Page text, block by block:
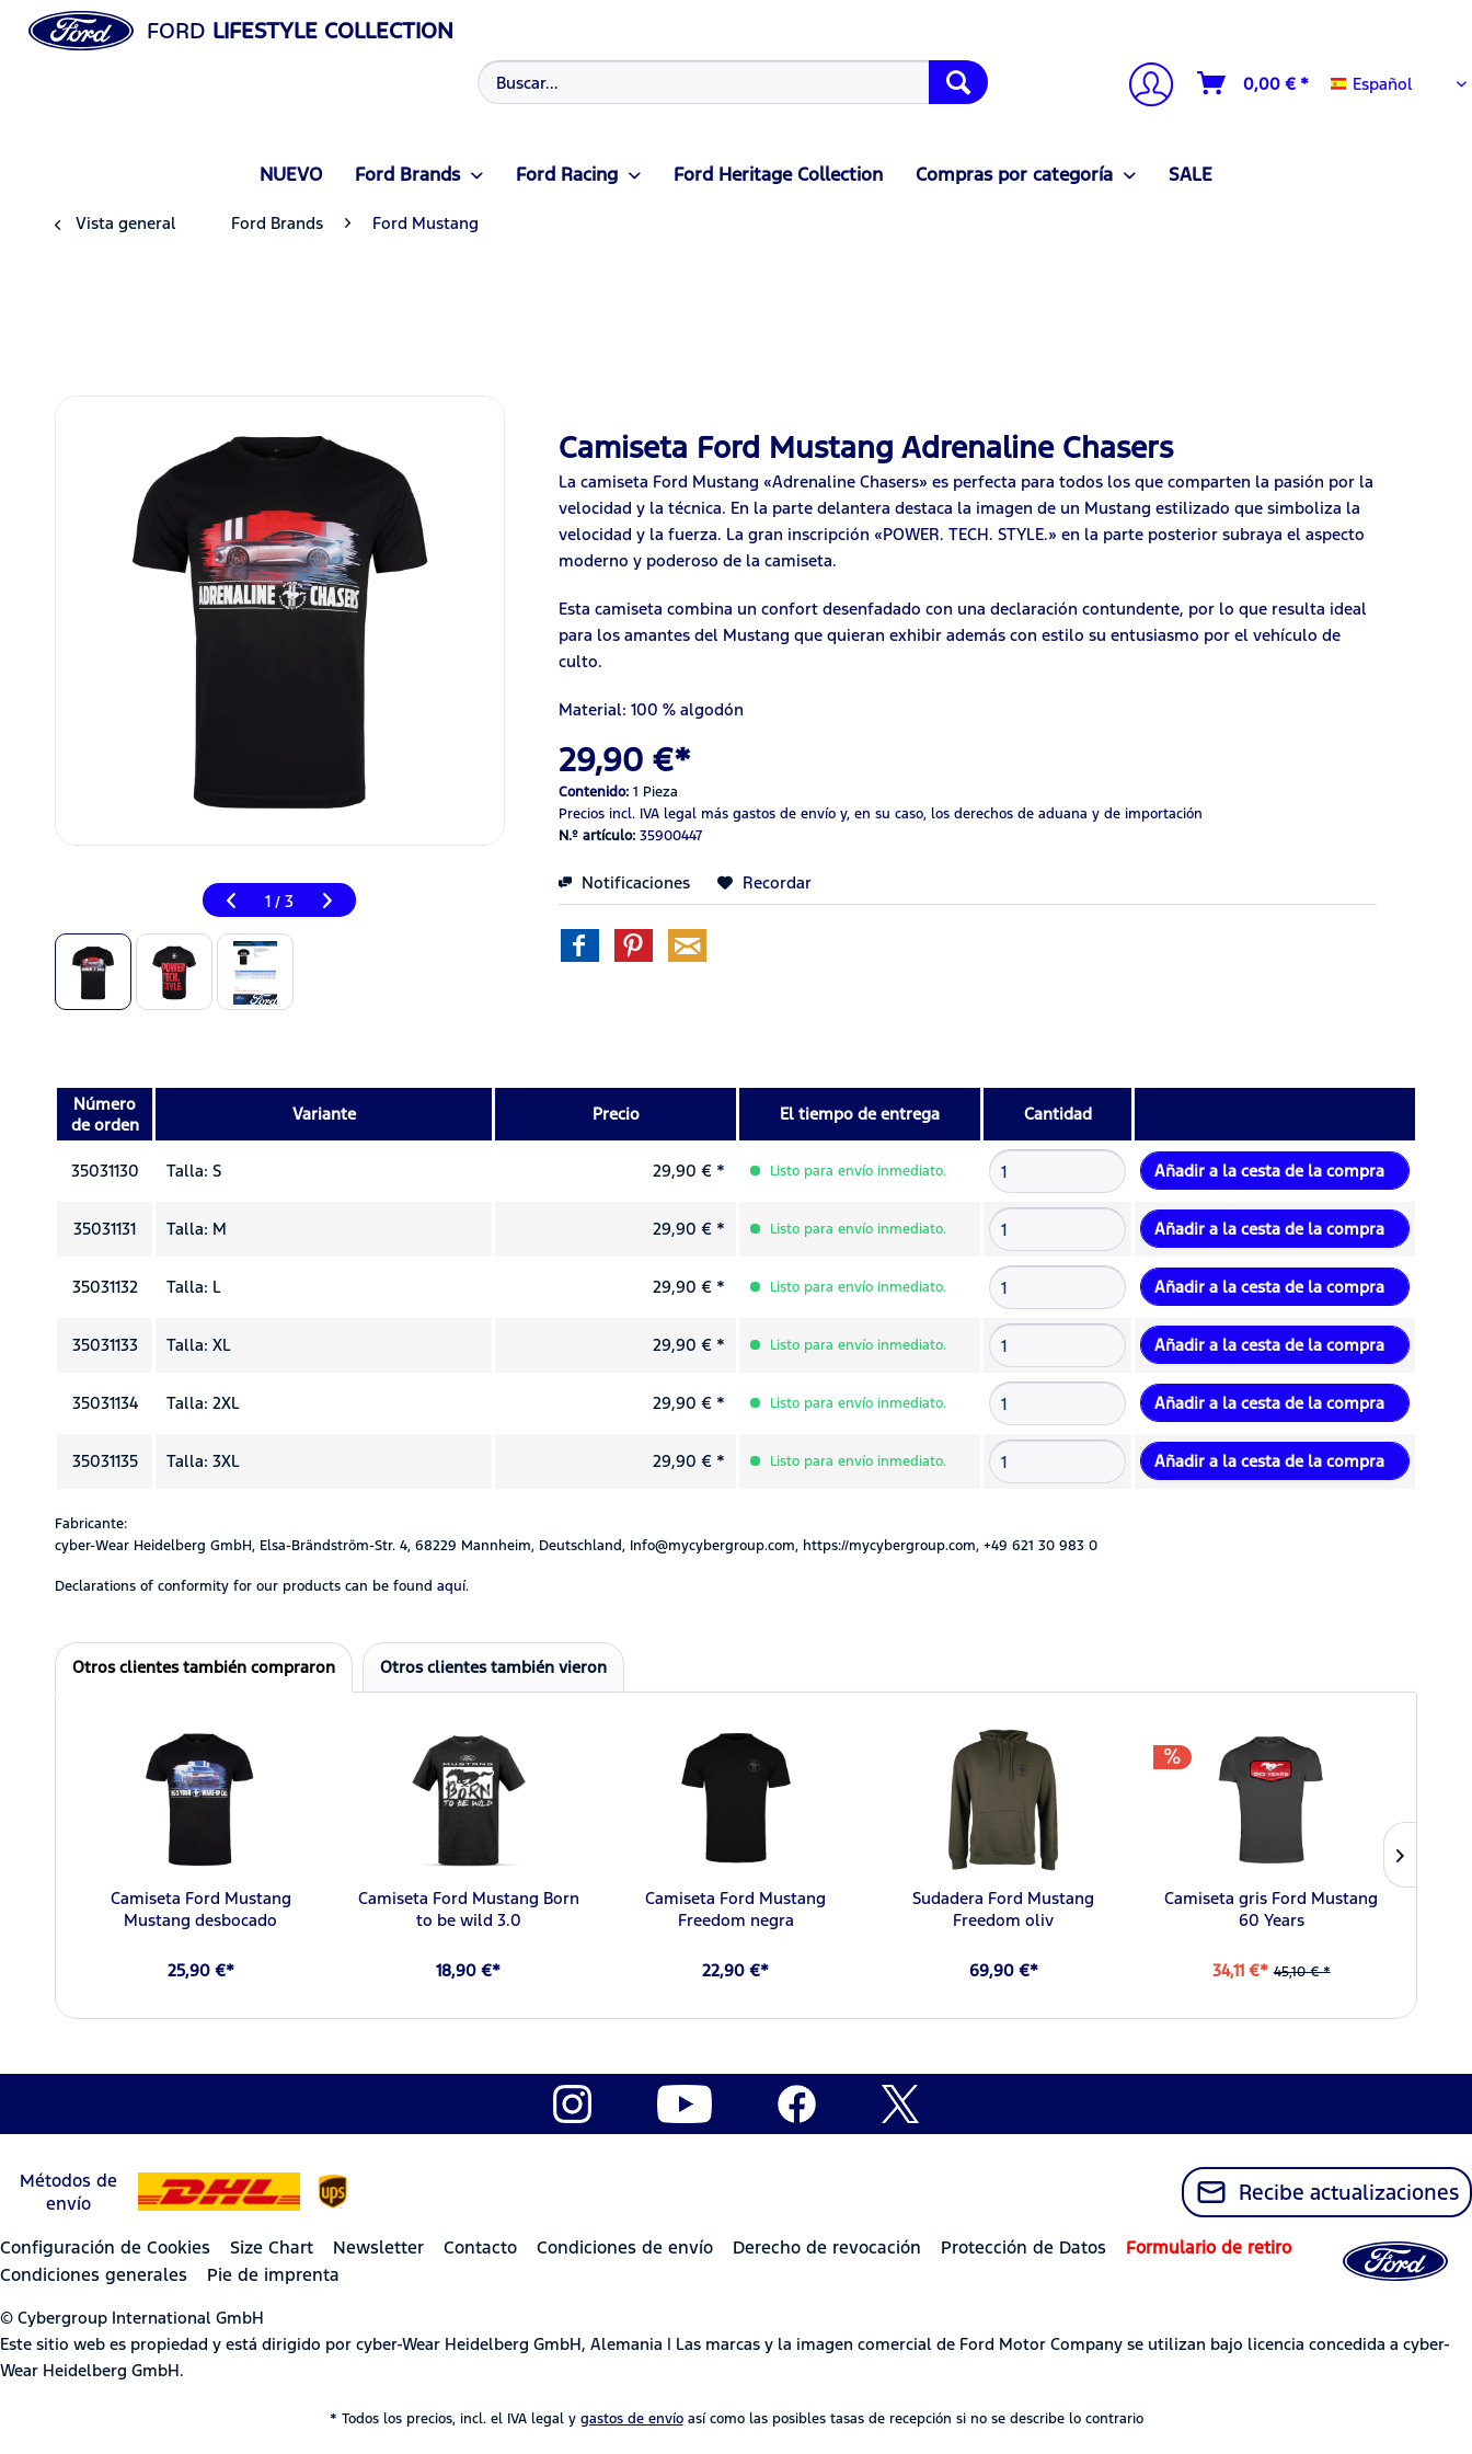
FORD LIFESTYLE COLLECTION
0,00 € * Español
Español
NUEVO Ford Brands Ford Racing Ford Heritage Collection Compras por categoría SALE
Vista general Ford Brands Ford Mustang
1 / 3
Camiseta Ford Mustang Adrenaline Chasers
La camiseta Ford Mustang «Adrenaline Chasers» es perfecta para todos los que comparten la pasión por la
velocidad y la técnica. En la parte delantera destaca la imagen de un Mustang estilizado que simboliza la
velocidad y la fuerza. La gran inscripción «POWER. TECH. STYLE.» en la parte posterior subraya el aspecto
moderno y poderoso de la camiseta.
Esta camiseta combina un confort desenfadado con una declaración contundente, por lo que resulta ideal
para los amantes del Mustang que quieran exhibir además con estilo su entusiasmo por el vehículo de
culto.
Material: 100 % algodón
29,90 €*
Contenido:1 Pieza
Precios incl. IVA legal más gastos de envío y, en su caso, los derechos de aduana y de importación
N.º artículo:35900447
Notificaciones Recordar
Número
de orden
Variante Precio El tiempo de entrega Cantidad
35031130 Talla: S 29,90 € * Listo para envío inmediato. Añadir a la cesta de la compra
35031131 Talla: M 29,90 € * Listo para envío inmediato. Añadir a la cesta de la compra
35031132 Talla: L 29,90 € * Listo para envío inmediato. Añadir a la cesta de la compra
35031133 Talla: XL 29,90 € * Listo para envío inmediato. Añadir a la cesta de la compra
35031134 Talla: 2XL 29,90 € * Listo para envío inmediato. Añadir a la cesta de la compra
35031135 Talla: 3XL 29,90 € * Listo para envío inmediato. Añadir a la cesta de la compra
Fabricante:
cyber-Wear Heidelberg GmbH, Elsa-Brändström-Str. 4, 68229 Mannheim, Deutschland, Info@mycybergroup.com, https://mycybergroup.com, +49 621 30 983 0
Declarations of conformity for our products can be found aquí.
Otros clientes también compraron Otros clientes también vieron
Camiseta Ford Mustang
Mustang desbocado
25,90 €*
Camiseta Ford Mustang Born
to be wild 3.0
18,90 €*
Camiseta Ford Mustang
Freedom negra
22,90 €*
Sudadera Ford Mustang
Freedom oliv
69,90 €*
Camiseta gris Ford Mustang
60 Years
34,11 €* 45,10 € *
Métodos de
envío
Recibe actualizaciones
Configuración de Cookies Size Chart Newsletter Contacto Condiciones de envío Derecho de revocación Protección de Datos
Formulario de retiro
Condiciones generales
Pie de imprenta
© Cybergroup International GmbH
Este sitio web es propiedad y está dirigido por cyber-Wear Heidelberg GmbH, Alemania | Las marcas y la imagen comercial de Ford Motor Company se utilizan bajo licencia concedida a cyber-
Wear Heidelberg GmbH.
* Todos los precios, incl. el IVA legal y gastos de envíoasí como las posibles tasas de recepción si no se describe lo contrario